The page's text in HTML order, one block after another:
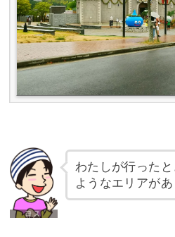
わたしが行った
ようなエリアがあ